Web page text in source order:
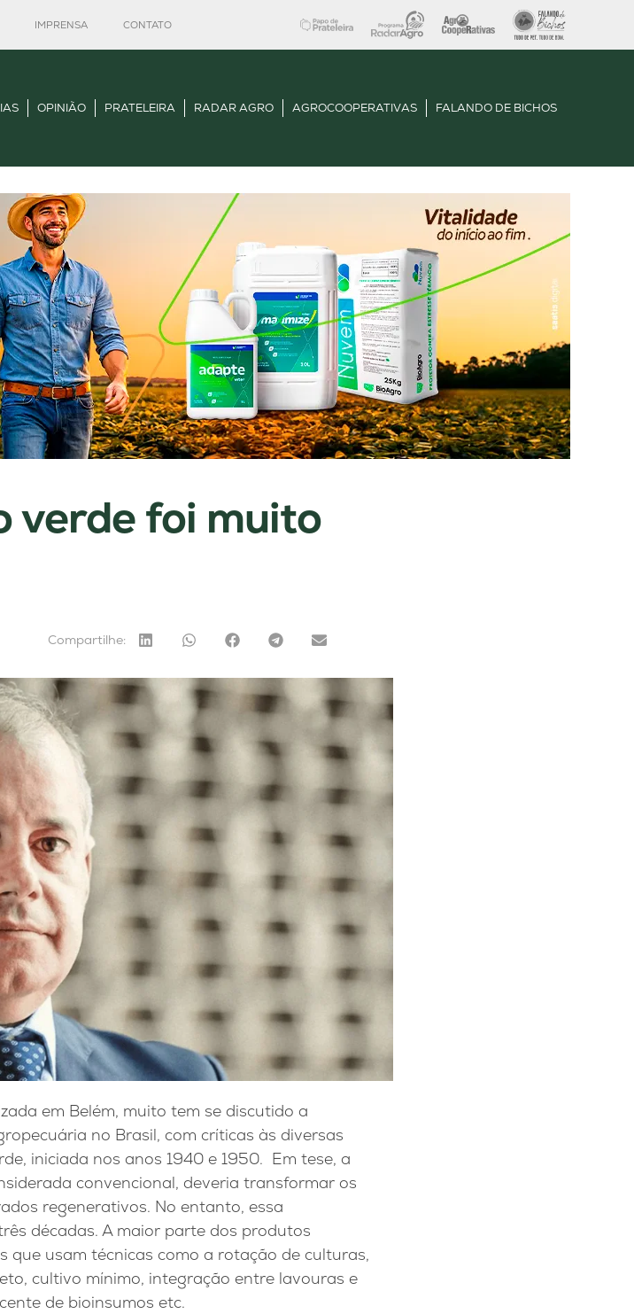
IMPRENSA CONTATO
OPINIÃO PRATELEIRA RADAR AGRO AGROCOOPERATIVAS FALANDO DE BICHOS
verde foi muito
Compartilhe:
em Belém, muito tem se discutido a
no Brasil, com críticas às diversas
iniciada nos anos 1940 e 1950. Em tese, a
convencional, deveria transformar os
regenerativos. No entanto, essa
décadas. A maior parte dos produtos
que usam técnicas como a rotação de culturas,
cultivo mínimo, integração entre lavouras e
de bioinsumos etc.